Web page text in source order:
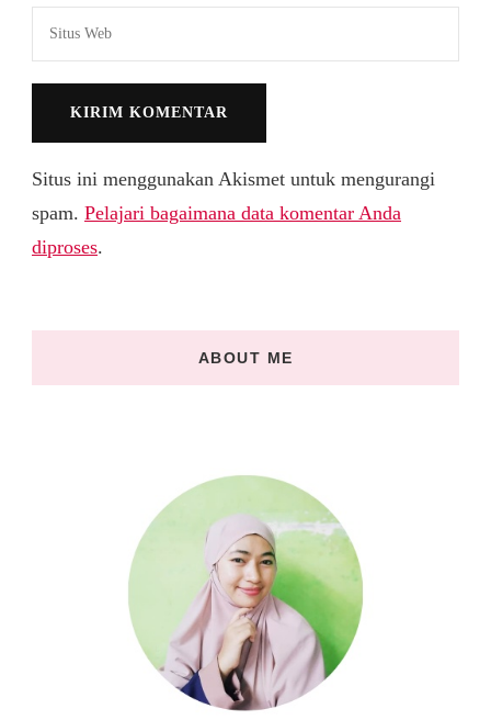
Situs ini menggunakan Akismet untuk mengurangi
spam. Pelajari bagaimana data komentar Anda
diproses.
ABOUT ME